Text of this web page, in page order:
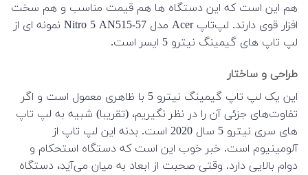
هم این است که این دستگاه ها هم قیمت مناسب و هم سخت
افزار قوی دارند. لپ‌تاپ Acer مدل Nitro 5 AN515-57 نمونه ای از
لپ تاپ های گیمینگ نیترو 5 ایسر است.
طراحی و ساختار
این یک لپ تاپ گیمینگ نیترو 5 با ظاهری معمول است و اگر
تفاوت‌های جزئی آن را در نظر نگیریم، (تقریبا) شبیه به لپ تاپ
های سری نیترو 5 سال 2020 است. بدنه این لپ تاپ از
آلومینیوم است. خبر خوب این است که دستگاه استحکام و
دوام بالایی دارد. وقتی صحبت از ابعاد به میان می‌آید، دستگاه